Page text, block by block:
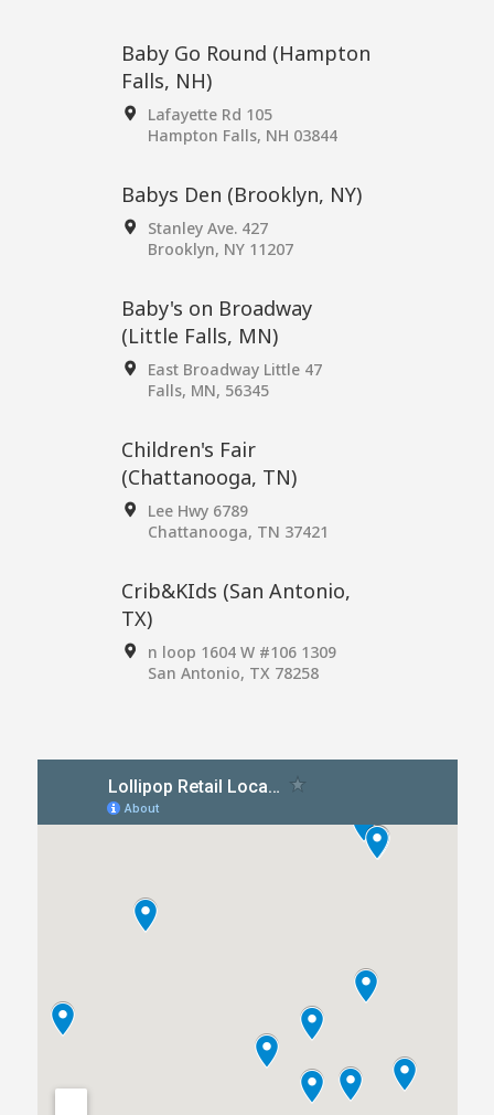
Baby Go Round (Hampton
Falls, NH)
105 Lafayette Rd
Hampton Falls, NH 03844
Babys Den (Brooklyn, NY)
427 Stanley Ave.
Brooklyn, NY 11207
Baby's on Broadway
(Little Falls, MN)
47 East Broadway Little
Falls, MN, 56345
Children's Fair
(Chattanooga, TN)
6789 Lee Hwy
Chattanooga, TN 37421
Crib&KIds (San Antonio,
TX)
1309 n loop 1604 W #106
San Antonio, TX 78258
(Dublin, CA,)
7054 Village Parkway
Dublin, CA 94568
Oaks, CA)
13356 Ventura Blvd
Mom's Milk Boutique
Chiefland, FL 32626